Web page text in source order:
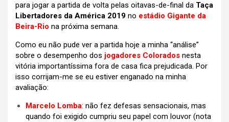
para jogar a partida de volta pelas oitavas-de-final da Taça
Libertadores da América 2019 no estádio Gigante da
Beira-Rio na próxima semana.
Como eu não pude ver a partida hoje a minha “análise”
sobre o desempenho dos jogadores Colorados nesta
vitória importantíssima fora de casa fica prejudicada. Por
isso corrijam-me se eu estiver enganado na minha
avaliação:
Marcelo Lomba: não fez defesas sensacionais, mas
quando foi exigido cumpriu seu papel com louvor (nota